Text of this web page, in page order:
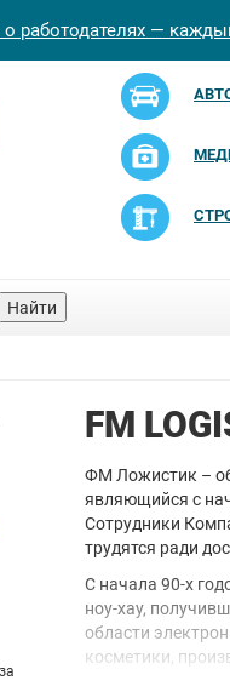
работодателях —
Найти
FM
ФМ Ложистик –
являющийся c
Сотрудники
трудятся ради
С начала 90-х
ноу-хау,
области
косметики,
Развитие всех